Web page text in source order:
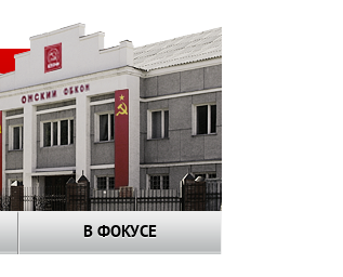
В ФОКУСЕ